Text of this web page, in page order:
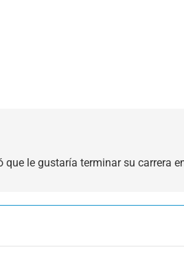
que le gustaría terminar su carrera